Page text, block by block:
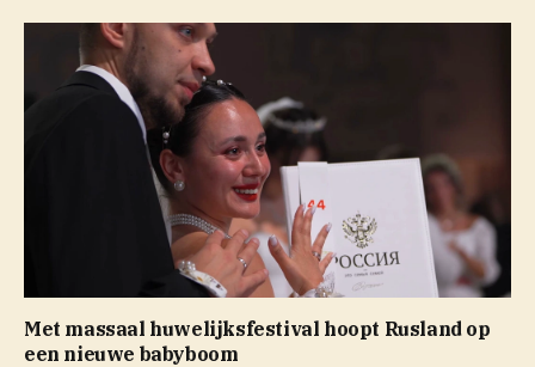
Met massaal huwelijksfestival hoopt Rusland op
een nieuwe babyboom